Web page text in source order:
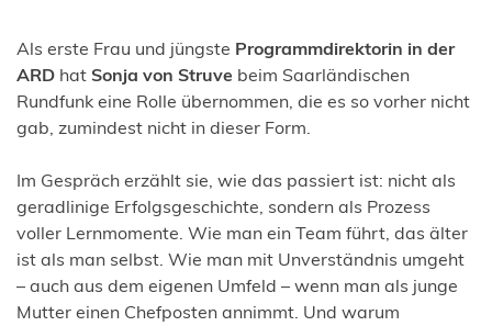
Als erste Frau und jüngste Programmdirektorin in der
ARD hat Sonja von Struve beim Saarländischen
Rundfunk eine Rolle übernommen, die es so vorher nicht
gab, zumindest nicht in dieser Form.
Im Gespräch erzählt sie, wie das passiert ist: nicht als
geradlinige Erfolgsgeschichte, sondern als Prozess
voller Lernmomente. Wie man ein Team führt, das älter
ist als man selbst. Wie man mit Unverständnis umgeht
– auch aus dem eigenen Umfeld – wenn man als junge
Mutter einen Chefposten annimmt. Und warum